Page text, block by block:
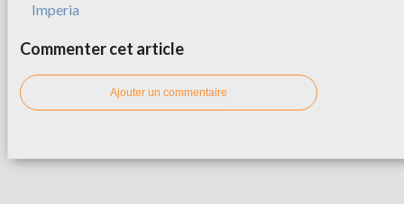
Imperia
Commenter cet article
Ajouter un commentaire